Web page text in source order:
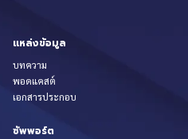
แหล่งข้อมูล
บทความ
พอดแคสต์
เอกสารประกอบ
ซัพพอร์ต